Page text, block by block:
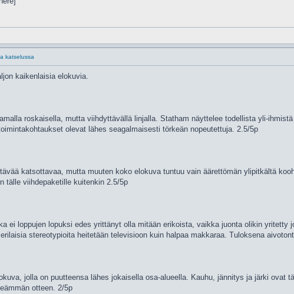
katselussa
kaikenlaisia elokuvia.
roskaisella, mutta viihdyttävällä linjalla. Statham näyttelee todellista yli-
olevat lähes seagalmaisesti törkeän nopeutettuja. 2.5/5p
katsottavaa, mutta muuten koko elokuva tuntuu vain äärettömän ylipitkältä
tälle viihdepaketille kuitenkin 2.5/5p
ei loppujen lopuksi edes yrittänyt olla mitään erikoista, vaikka juonta olikin
stereotypioita heitetään televisioon kuin halpaa makkaraa. Tuloksena
jolla on puutteensa lähes jokaisella osa-alueella. Kauhu, jännitys ja järki
otteen. 2/5p